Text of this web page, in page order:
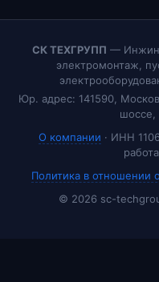
СК ТЕХГРУПП —
электромонтаж,
Юр. адрес: 141590,
шоссе,
О компании · ИНН
Политика в отношении
© 2026 sc-